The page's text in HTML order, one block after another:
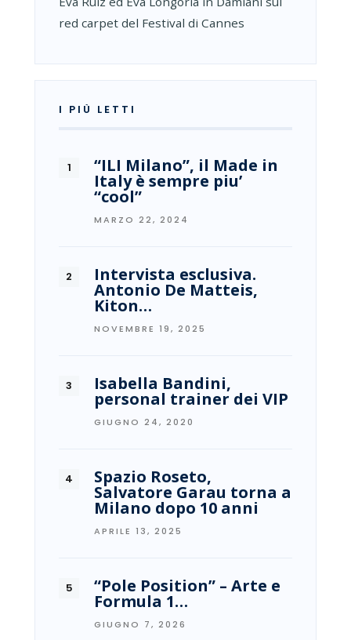
red carpet del Festival di Cannes
I PIÙ LETTI
“ILI Milano”, il Made in
Italy è sempre piu’
“cool”
MARZO 22, 2024
Intervista esclusiva.
Antonio De Matteis,
Kiton…
NOVEMBRE 19, 2025
Isabella Bandini,
personal trainer dei VIP
GIUGNO 24, 2020
Spazio Roseto,
Salvatore Garau torna a
Milano dopo 10 anni
APRILE 13, 2025
“Pole Position” – Arte e
Formula 1…
GIUGNO 7, 2026